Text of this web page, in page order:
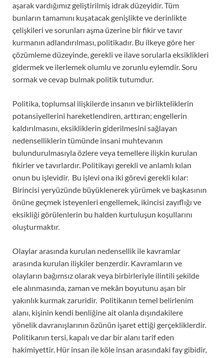
aşarak vardığımız geliştirilmiş idrak düzeyidir. Tüm
bunların tamamını kuşatacak genişlikte ve derinlikte
çelişkileri ve sorunları aşma üzerine bir fikir ve tavır
kurmanın adlandırılması, politikadır. Bu ilkeye göre her
çözümleme düzeyinde, gerekli ve ilave sorularla eksiklikleri
gidermek ve ilerlemek olumlu ve zorunlu eylemdir. Soru
sormak ve cevap bulmak politik tutumdur.
Politika, toplumsal ilişkilerde insanın ve birlikteliklerin
potansiyellerini hareketlendiren, arttıran; engellerin
kaldırılmasını, eksikliklerin giderilmesini sağlayan
nedenselliklerin tümünde insani muhtevanın
bulundurulmasıyla özlere veya temellere ilişkin kurulan
fikirler ve tavırlardır. Politikayı gerekli ve anlamlı kılan
onun bu işlevidir. Bu işlevi ona iki görevi gerekli kılar:
Birincisi yeryüzünde büyüklenerek yürümek ve başkasının
önüne geçmek isteyenleri engellemek, ikincisi zayıflığı ve
eksikliği görülenlerin bu halden kurtuluşun koşullarını
oluşturmaktır.
Olaylar arasında kurulan nedensellik ile kavramlar
arasında kurulan ilişkiler benzerdir. Kavramların ve
olayların bağımsız olarak veya birbirleriyle ilintili şekilde
ele alınmasında, zaman ve mekân boyutunu aşan bir
yakınlık kurmak zaruridir. Politikanın temel belirlenim
alanı, kişinin kendi benliğine ait olanla dışındakilere
yönelik davranışlarının özünün işaret ettiği gerçekliklerdir.
Politikanın tersi, kapalı ve dar bir alanı tarif eden
hakimiyettir. Hür insan ile köle insan arasındaki fay gibidir,